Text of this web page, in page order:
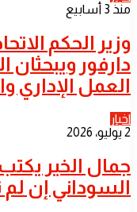
منذ 3 أسابيع
​وزير الحكم
دارفور ويبحثان
العمل الإداري
اخبار
2 يوليو، 2026
جمال الخير
السوداني إن